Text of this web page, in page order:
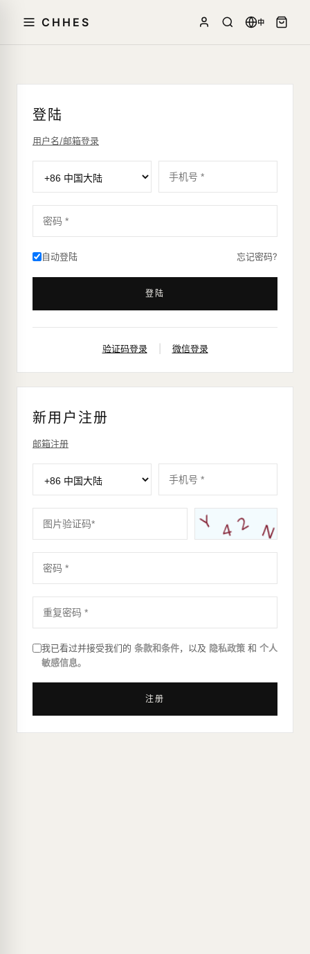
CHHES 中
登陆
用户名/邮箱登录
密码 *
自动登陆 忘记密码?
登陆
验证码登录 微信登录
新用户注册
邮箱注册
我已看过并接受我们的 条款和条件，以及 隐私政策 和 个人
敏感信息。
注册